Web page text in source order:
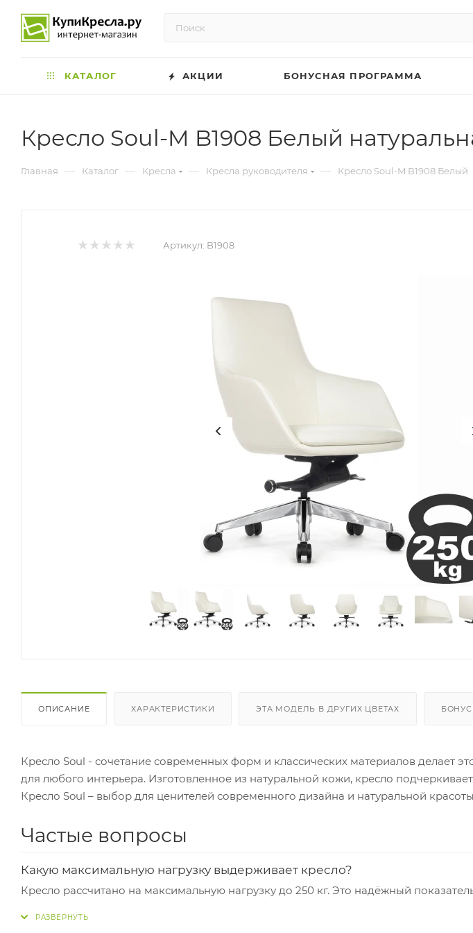
КАТАЛОГ АКЦИИ БОНУСНАЯ ПРОГРАММА
Кресло Soul-M B1908 Белый
Главная — Каталог — Кресла — Кресла руководителя — Кресло Soul-M B1908 Белый
Артикул: B1908
ОПИСАНИЕ ХАРАКТЕРИСТИКИ ЭТА МОДЕЛЬ В ДРУГИХ ЦВЕТАХ
Кресло Soul - сочетание современных форм и классических материалов делает
для любого интерьера. Изготовленное из натуральной кожи, кресло
Кресло Soul – выбор для ценителей современного дизайна и натуральной
Частые вопросы
Какую максимальную нагрузку выдерживает кресло?
Кресло рассчитано на максимальную нагрузку до 250 кг. Это надёжный